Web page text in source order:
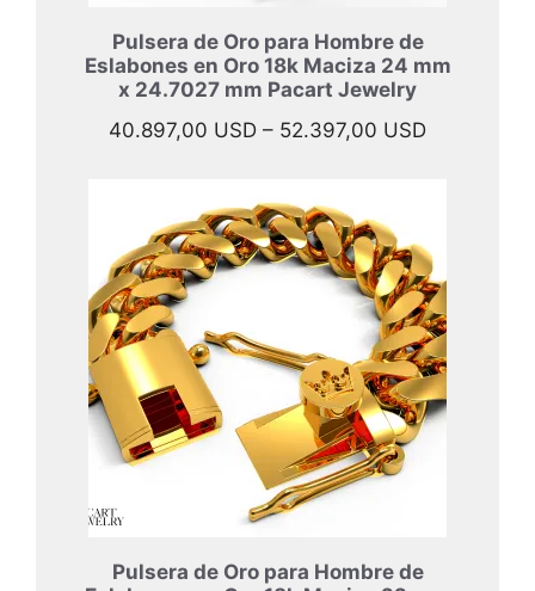
Pulsera de Oro para Hombre de
Eslabones en Oro 18k Maciza 24 mm
x 24.7027 mm Pacart Jewelry
40.897,00 USD – 52.397,00 USDRango
40.897,00
hasta
52.397,00
Pulsera de Oro para Hombre de